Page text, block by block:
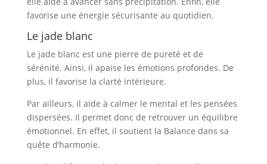
favorise une énergie sécurisante au quotidien.
Le jade blanc
Le jade blanc est une pierre de pureté et de
sérénité. Ainsi, il apaise les émotions profondes. De
plus, il favorise la clarté intérieure.
Par ailleurs, il aide à calmer le mental et les pensées
dispersées. Il permet donc de retrouver un équilibre
émotionnel. En effet, il soutient la Balance dans sa
quête d’harmonie.